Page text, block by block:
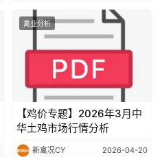
禽业分析
【鸡价专题】2026年3月中
华土鸡市场行情分析
新禽况CY 2026-04-20